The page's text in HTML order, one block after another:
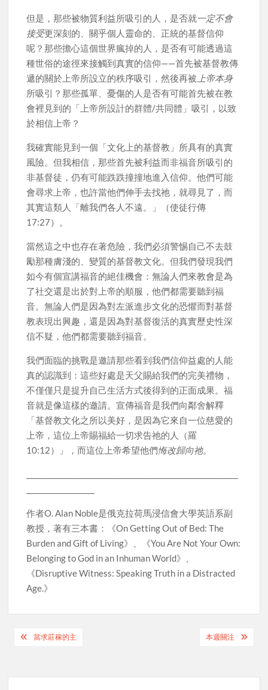
但是，那些被物質利益所吸引的人，是否就一定不會
接受更深刻的、關乎個人靈命的、正統的基督信仰
呢？那些擔心這個世界瘋掉的人，是否有可能透過這
種世俗的途徑來接觸到真實的信仰——首先被基督教傳
遞的關於上帝所設立的秩序吸引，然後再被 上帝本身
所吸引？那些孤單、憂傷的人是否有可能首先被在教
會裡見到的「上帝所設計的群體/共同體」吸引，以致
於相信上帝？
我確實能見到一個「文化上的基督教」所具有的真實
風險。但我相信，那些首先被利益而非福音所吸引的
非基督徒，仍有可能跌跌撞撞地進入信仰。他們可能
會尋求上帝，也許當他們伸手去找祂，就尋見了，而
其實這類人「離我們各人不遠。」（使徒行傳
17:27）。
當然這之中也存在著危險，我們必須警惕自己不去鼓
勵那種膚淺的、變質的基督教文化。但我們發現我們
如今有個宣講福音的絕佳機會：無論人們來教會是為
了社交還是出於對上帝的順服，他們都需要聽到福
音。無論人們是因為對左派進步文化的恐懼而對基督
教表現出興趣，還是因為對基督復活的真實歷史性深
信不疑，他們都需要聽到福音。
我們面臨的挑戰是邀請那些看到我們信仰益處的人能
真的認識到：這些好處是天父賜給我們的完美禮物，
不僅僅只是提升自己生活方式後得到的正面成果。福
音就是像這樣的邀請。宣傳福音是我們向鄰舍解釋
「基督教文化之所以美好，是因為它來自一位慈愛的
上帝，這位上帝賜福給一切求告祂的人（羅
10:12）」，而這位上帝希望他們悔改歸向祂。
作者O. Alan Noble是俄克拉荷馬浸信會大學英語系副
教授，著有三本書：《On Getting Out of Bed: The
Burden and Gift of Living》、《You Are Not Your Own:
Belonging to God in an Inhuman World》、
《Disruptive Witness: Speaking Truth in a Distracted
Age.》
Post當求莊稼的主 本週關注